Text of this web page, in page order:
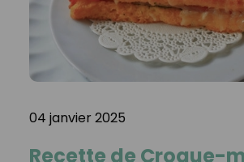
04 janvier 2025
Recette de Croque-